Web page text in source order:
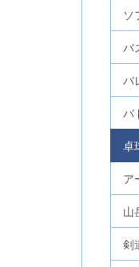
ソ
バ
バ
バ
卓
ア
山
剣